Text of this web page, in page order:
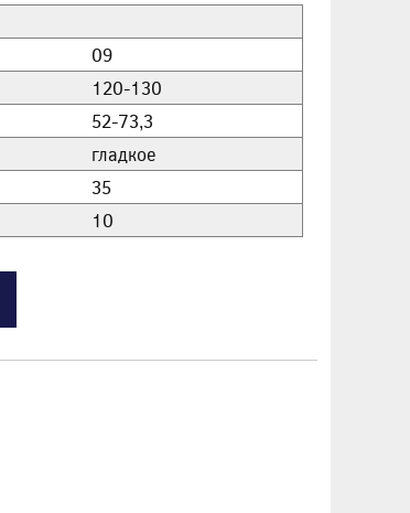
09
120-130
52-73,3
гладкое
35
10